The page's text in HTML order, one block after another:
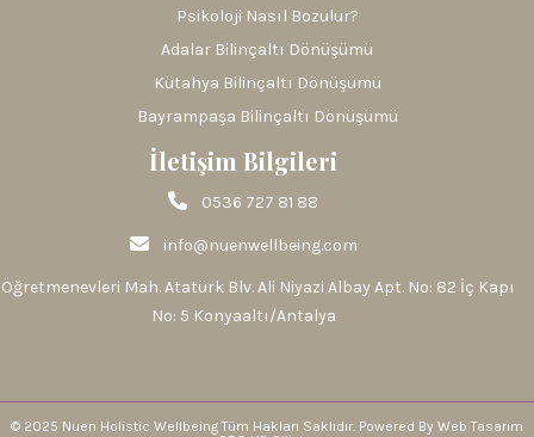
Psikoloji Nasıl Bozulur?
Adalar Bilinçaltı Dönüşümü
Kütahya Bilinçaltı Dönüşümü
Bayrampaşa Bilinçaltı Dönüşümü
İletişim Bilgileri
0536 727 81 88
info@nuenwellbeing.com
Öğretmenevleri Mah. Atatürk Blv. Ali Niyazi Albay Apt. No: 82 İç Kapı
No: 5 Konyaaltı/Antalya
© 2025 Nuen Holistic Wellbeing Tüm Hakları Saklıdır. Powered By Web Tasarım